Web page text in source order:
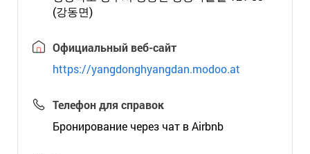
(강동면)
Официальный веб-сайт
https://yangdonghyangdan.modoo.at
Телефон для справок
Бронирование через чат в Airbnb